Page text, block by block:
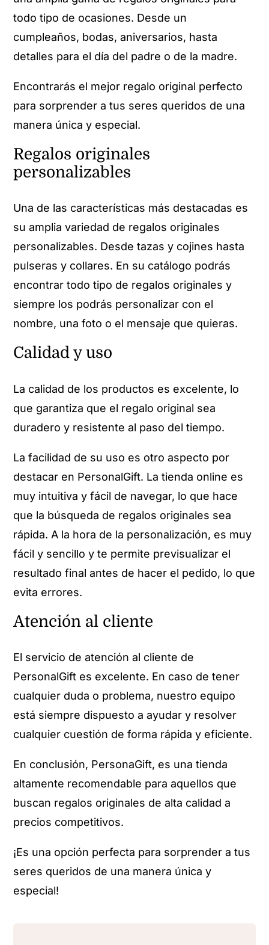
todo tipo de ocasiones. Desde un
cumpleaños, bodas, aniversarios, hasta
detalles para el día del padre o de la madre.
Encontrarás el mejor regalo original perfecto
para sorprender a tus seres queridos de una
manera única y especial.
Regalos originales
personalizables
Una de las características más destacadas es
su amplia variedad de regalos originales
personalizables. Desde tazas y cojines hasta
pulseras y collares. En su catálogo podrás
encontrar todo tipo de regalos originales y
siempre los podrás personalizar con el
nombre, una foto o el mensaje que quieras.
Calidad y uso
La calidad de los productos es excelente, lo
que garantiza que el regalo original sea
duradero y resistente al paso del tiempo.
La facilidad de su uso es otro aspecto por
destacar en PersonalGift. La tienda online es
muy intuitiva y fácil de navegar, lo que hace
que la búsqueda de regalos originales sea
rápida. A la hora de la personalización, es muy
fácil y sencillo y te permite previsualizar el
resultado final antes de hacer el pedido, lo que
evita errores.
Atención al cliente
El servicio de atención al cliente de
PersonalGift es excelente. En caso de tener
cualquier duda o problema, nuestro equipo
está siempre dispuesto a ayudar y resolver
cualquier cuestión de forma rápida y eficiente.
En conclusión, PersonaGift, es una tienda
altamente recomendable para aquellos que
buscan regalos originales de alta calidad a
precios competitivos.
¡Es una opción perfecta para sorprender a tus
seres queridos de una manera única y
especial!